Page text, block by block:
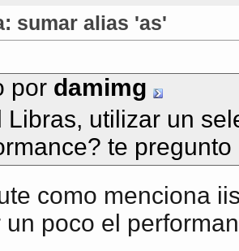
sumar alias 'as'
por damimg
Libras, utilizar un
te
como menciona
un poco el